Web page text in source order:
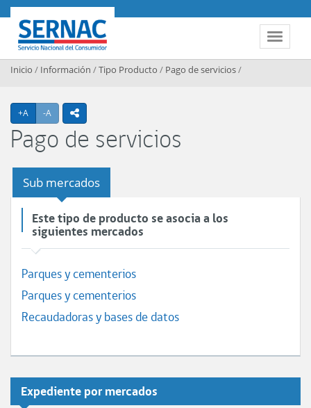
Contenido principal
Toggle
SERNAC
Inicio / Información /Tipo Producto / Pago de servicios/
+A Agrandar texto
-A Achicar textoicono compartir
Pago de servicios
Sub mercados
Este tipo de producto se asocia a los
siguientes mercados
Parques y cementerios
Parques y cementerios
Recaudadoras y bases de datos
Expediente por mercados